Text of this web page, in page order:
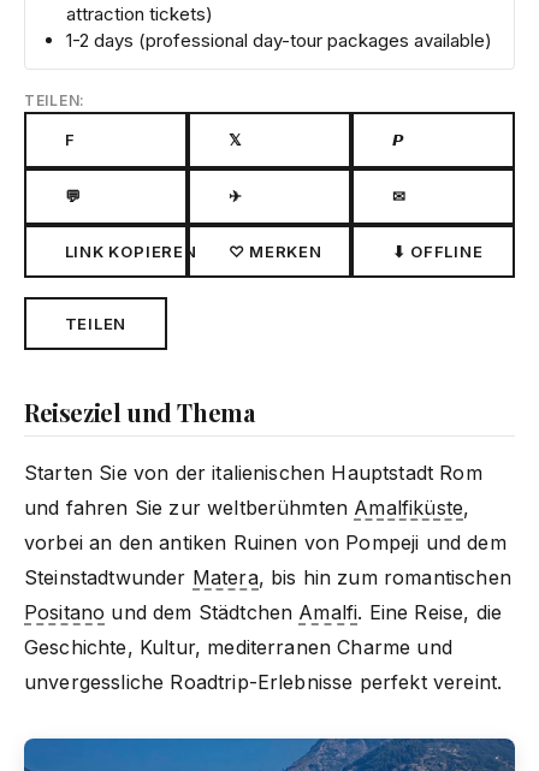
attraction tickets)
1-2 days (professional day-tour packages available)
TEILEN:
F 𝕏 𝙋
💬 ✈ ✉
LINK KOPIEREN ♡ MERKEN ⬇ OFFLINE
TEILEN
Reiseziel und Thema
Starten Sie von der italienischen Hauptstadt Rom
und fahren Sie zur weltberühmten Amalfiküste,
vorbei an den antiken Ruinen von Pompeji und dem
Steinstadtwunder Matera, bis hin zum romantischen
Positano und dem Städtchen Amalfi. Eine Reise, die
Geschichte, Kultur, mediterranen Charme und
unvergessliche Roadtrip-Erlebnisse perfekt vereint.